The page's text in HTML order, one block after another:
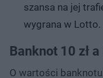
szansa na jej
wygrana w Lotto.
Banknot 10 zł
O wartości banknotu